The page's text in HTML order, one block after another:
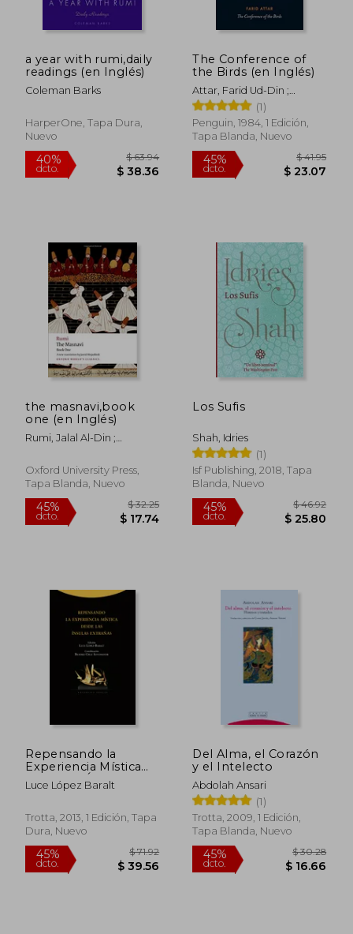
a year with rumi,daily
readings (en Inglés)
Coleman Barks
HarperOne, Tapa Dura,
Nuevo
40%
dcto. $ 38.36
The Conference of
the Birds (en Inglés)
Attar, Farid Ud-Din ;
Darbandi, Afkham ; Davis,
Dick
(1)
Penguin, 1984, 1 Edición,
Tapa Blanda, Nuevo
45%
dcto.
the masnavi,book
one (en Inglés)
Rumi, Jalal Al-Din ;
Oxford University Press,
Tapa Blanda, Nuevo
Los Sufis
Shah, Idries
(1)
Isf Publishing, 2018, Tapa
Blanda, Nuevo
45%
dcto.
Repensando la
Experiencia Mística
Desde las Ínsulas
Extrañas
Luce López Baralt
Trotta, 2013, 1 Edición, Tapa
Dura, Nuevo
Del Alma, el Corazón
y el Intelecto
Abdolah Ansari
(1)
Trotta, 2009, 1 Edición,
Tapa Blanda, Nuevo